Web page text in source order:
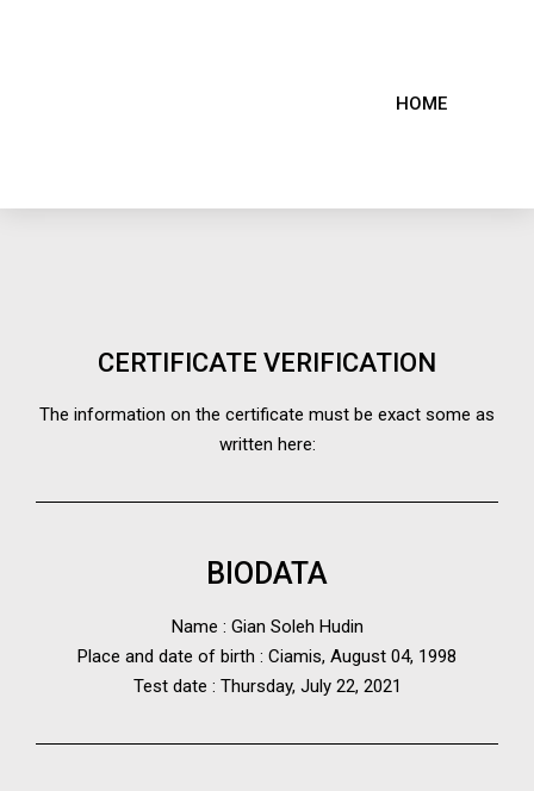
HOME
CERTIFICATE VERIFICATION
The information on the certificate must be exact some as
written here:
BIODATA
Name : Gian Soleh Hudin
Place and date of birth : Ciamis, August 04, 1998
Test date : Thursday, July 22, 2021